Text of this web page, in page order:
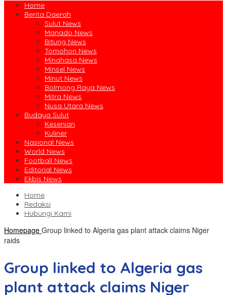
Home
Berita Daerah
Sulut News
Manado News
Bitung News
Tomohon News
Minahasa News
Minsel News
Minut News
Bolmong Raya News
Mitra News
Nusa Utara News
Budaya Sulut
Kesenian
Kuliner
Nasional News
World News
Football News
Editorial News
Ekbis News
Home
Redaksi
Hubungi Kami
Homepage Group linked to Algeria gas plant attack claims Niger
raids
Group linked to Algeria gas
plant attack claims Niger